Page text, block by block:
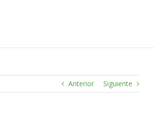
Anterior Siguiente